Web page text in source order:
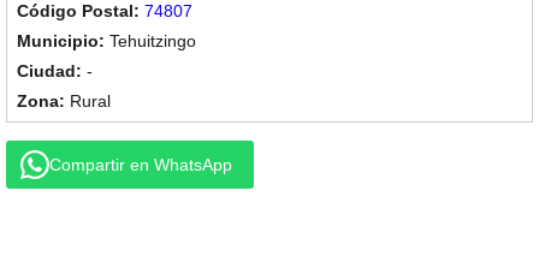
74807
Tehuitzingo
-
Rural
Compartir en WhatsApp